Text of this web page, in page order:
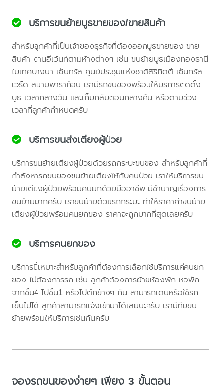
บริการขนย้ายบูธขายของ/ขายสินค้า
สำหรับลูกค้าที่เป็นเจ้าของธุรกิจที่ต้องออกบูธขายของ ขาย
สินค้า งานอีเว้นท์ตามห้างต่างๆ เช่น ขนย้ายบูธเมืองทองธานี
ไบเทคบางนา เซ็นทรัล ศูนย์ประชุมแห่งชาติสิริกิตติ์ เซ็นทรัล
เวิร์ด สยามพาราก้อน เรามีรถขนของพร้อมให้บริการติดตั้ง
บูธ เวลากลางวัน และเก็บกลับตอนกลางคืน หรือตามช่วง
เวลาที่ลูกค้ากำหนดครับ
บริการขนส่งเตียงผู้ป่วย
บริการขนย้ายเตียงผู้ป่วยด้วยรถกระบะขนของ สำหรับลูกค้าที่
กำลังหารถขนของขนย้ายเตียงให้กับคนป่วย เราให้บริการขน
ย้ายเตียงผู้ป่วยพร้อมคนยกด้วยมืออาชีพ มีชำนาญเรื่องการ
ขนย้ายมากครับ เราขนย้ายด้วยรถกระบะ ทำให้ราคาค่าขนย้าย
เตียงผู้ป่วยพร้อมคนยกของ ราคาจะถูกมากที่สุดเลยครับ
บริการคนยกของ
บริการนี้เหมาะสำหรับลูกค้าที่ต้องการเลือกใช้บริการแค่คนยก
ของ ไม่ต้องการรถ เช่น ลูกค้าต้องการย้ายห้องพัก หอพัก
จากชั้น4 ไปชั้น1 หรือไปตึกข้างๆ กัน สามารถเดินหรือใช้รถ
เข็นไปได้ ลูกค้าสามารถแจ้งเข้ามาได้เลยนะครับ เรามีทีมขน
ย้ายพร้อมให้บริการเช่นกันครับ
จองรถขนของง่ายๆ เพียง 3 ขั้นตอน